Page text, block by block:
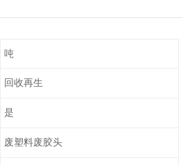
吨
回收再生
是
废塑料废胶头